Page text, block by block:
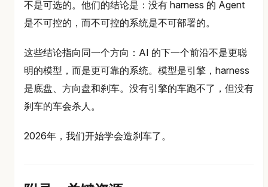
不是可选的。他们的结论是：没有 harness 的 Agent
是不可控的，而不可控的系统是不可部署的。
这些结论指向同一个方向：AI 的下一个前沿不是更聪
明的模型，而是更可靠的系统。模型是引擎，harness
是底盘、方向盘和刹车。没有引擎的车跑不了，但没有
刹车的车会杀人。
2026年，我们开始学会造刹车了。